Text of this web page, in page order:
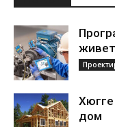
дом